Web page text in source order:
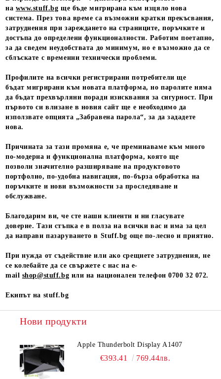
на www.stuff.bg ще бъде мигрирана към изцяло нова
система. През това време са възможни кратки прекъсвания,
затруднения при зареждането на страниците, поръчките и
достъпа до определени функционалности. Работим поетапно,
за да сведем неудобствата до минимум, но е възможно да се
сблъскате с временни технически проблеми.
Профилите на всички регистрирани потребители ще
бъдат мигрирани към новата платформа, но паролите няма
да бъдат прехвърляни поради изисквания за сигурност. При
първото си влизане в новия сайт ще е необходимо да
използвате опцията „Забравена парола“, за да зададете
нова.
Причината за тази промяна е, че преминаваме към много
по-модерна и функционална платформа, която ще
позволи значително разширяване на продуктовото
портфолио, по-удобна навигация, по-бърза обработка на
поръчките и нови възможности за проследяване и
обслужване.
Благодарим ви, че сте наши клиенти и ни гласувате
доверие. Тази стъпка е в полза на всички вас и има за цел
да направи пазаруването в Stuff.bg още по-лесно и приятно.
При нужда от съдействие или ако срещнете затруднения, не
се колебайте да се свържете с нас на e-
mail shop@stuff.bg или на национален телефон 0700 32 072.
Екипът на stuff.bg
Нови продукти
Apple Thunderbolt Display A1407
€393.41 769.44лв.